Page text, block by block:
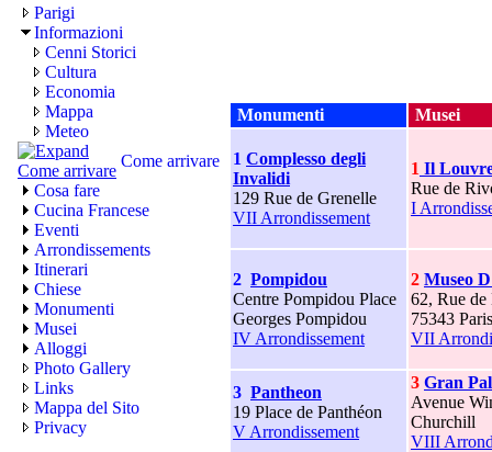
Parigi
Informazioni
Cenni Storici
Cultura
Economia
Mappa
Meteo
Come arrivare
Cosa fare
Cucina Francese
Eventi
Arrondissements
Itinerari
Chiese
Monumenti
Musei
Alloggi
Photo Gallery
Links
Mappa del Sito
Privacy
Monumenti Musei
1 Complesso degli
Invalidi
129 Rue de Grenelle
VII Arrondissement
1 Il
Rue de
I
2 Pompidou
Centre Pompidou Place
Georges Pompidou
IV Arrondissement
2 Museo
62, Rue
75343
VII
3 Pantheon
19 Place de Panthéon
V Arrondissement
3 Gran
Avenue
Churchill
VIII